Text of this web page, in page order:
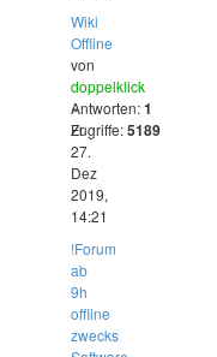
Wiki
Offline
von
doppelklick
»
Fr
27.
Dez
2019,
14:21
Antworten:1
Zugriffe:5189
!Forum
ab
9h
offline
zwecks